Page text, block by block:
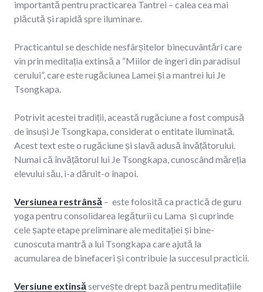
importantă pentru practicarea Tantrei – calea cea mai
plăcută și rapidă spre iluminare.
Practicantul se deschide nesfârșitelor binecuvântări care
vin prin meditația extinsă a “Miilor de îngeri din paradisul
cerului”, care este rugăciunea Lamei și a mantrei lui Je
Tsongkapa.
Potrivit acestei tradiții, această rugăciune a fost compusă
de însuși Je Tsongkapa, considerat o entitate iluminată.
Acest text este o rugăciune și slavă adusă învățătorului.
Numai că învățătorul lui Je Tsongkapa, cunoscând măreția
elevului său, i-a dăruit-o înapoi.
Versiunea restrânsă – este folosită ca practică de guru
yoga pentru consolidarea legăturii cu Lama și cuprinde
cele șapte etape preliminare ale meditației și bine-
cunoscuta mantră a lui Tsongkapa care ajută la
acumularea de binefaceri și contribuie la succesul practicii.
Versiune extinsăservește drept bază pentru meditațiile